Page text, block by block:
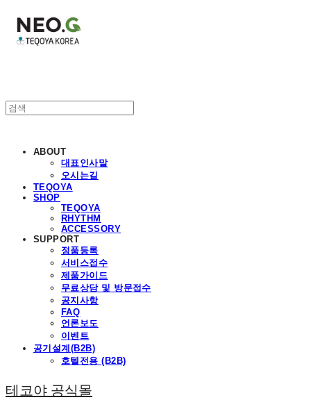
ABOUT
대표인사말
오시는길
TEQOYA
SHOP
TEQOYA
RHYTHM
ACCESSORY
SUPPORT
정품등록
서비스접수
제품가이드
무료상담 및 방문접수
공지사항
FAQ
언론보도
이벤트
공기설계(B2B)
호텔전용 (B2B)
테코야 공식몰